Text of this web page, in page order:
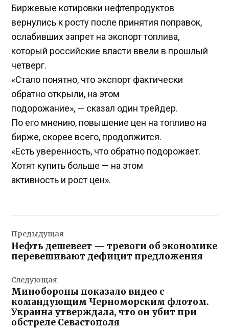
Биржевые котировки нефтепродуктов
вернулись к росту после принятия поправок,
ослабивших запрет на экспорт топлива,
который российские власти ввели в прошлый
четверг.
«Стало понятно, что экспорт фактически
обратно открыли, на этом
подорожание», — сказал один трейдер.
По его мнению, повышение цен на топливо на
бирже, скорее всего, продолжится.
«Есть уверенность, что обратно подорожает.
Хотят купить больше — на этом
активность и рост цен».
по
записям
Предыдущая
Нефть дешевеет — тревоги об экономике
перевешивают дефицит предложения
Следующая
Минобороны показало видео с
командующим Черноморским флотом.
Украина утверждала, что он убит при
обстреле Севастополя